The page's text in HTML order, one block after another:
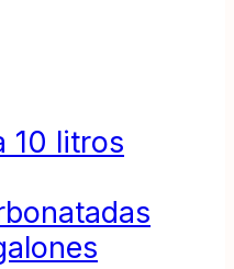
10 litros